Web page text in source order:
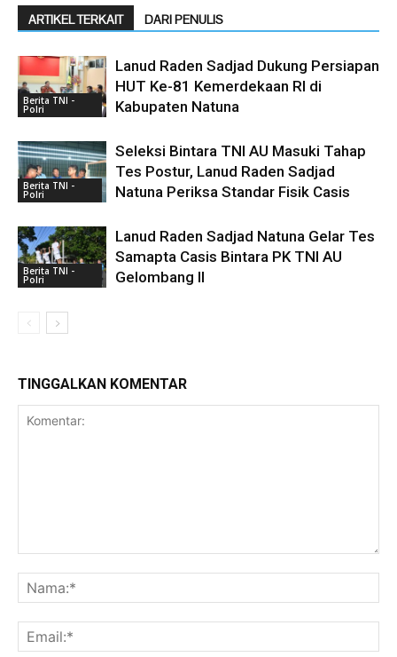
ARTIKEL TERKAIT DARI PENULIS
Berita TNI -
Polri
Lanud Raden Sadjad Dukung Persiapan
HUT Ke-81 Kemerdekaan RI di
Kabupaten Natuna
Berita TNI -
Polri
Seleksi Bintara TNI AU Masuki Tahap
Tes Postur, Lanud Raden Sadjad
Natuna Periksa Standar Fisik Casis
Berita TNI -
Polri
Lanud Raden Sadjad Natuna Gelar Tes
Samapta Casis Bintara PK TNI AU
Gelombang II
TINGGALKAN KOMENTAR